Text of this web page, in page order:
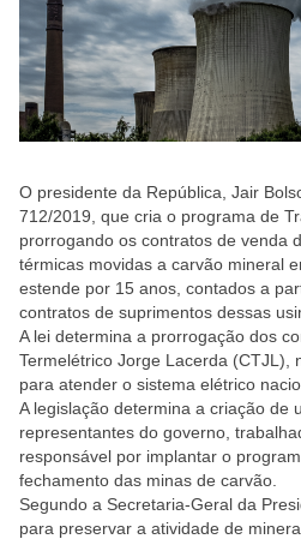
O presidente da República, Jair
712/2019, que cria o programa de
prorrogando os contratos de venda
térmicas movidas a carvão mineral
estende por 15 anos, contados a
contratos de suprimentos dessas
A lei determina a prorrogação dos
Termelétrico Jorge Lacerda (CTJL),
para atender o sistema elétrico
A legislação determina a criação de
representantes do governo,
responsável por implantar o
fechamento das minas de carvão.
Segundo a Secretaria-Geral da
para preservar a atividade de